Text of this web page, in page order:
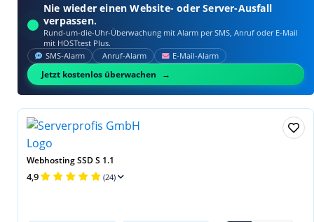
Nie wieder einen Website- oder Server-Ausfall
verpassen.
Rund-um-die-Uhr-Überwachung mit Alarm per SMS, Anruf oder E‑Mail
mit HOSTtest Plus.
SMS‑Alarm Anruf‑Alarm E‑Mail‑Alarm
Jetzt kostenlos überwachen
Webhosting SSD S 1.1
4,9 (24)